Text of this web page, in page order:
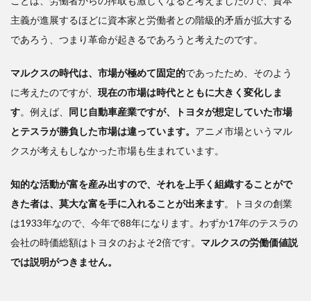
主義が進展するほどに資本家と労働者との階級的矛盾が拡大する
であろう、つまり革命が起きるであろうと考えたのです。
マルクスの時代は、市場が極めて固定的であったため、そのよう
に考えたのですが、 現在の市場は時代とともに大きく変化しま
す。例えば、 同じ自動車産業ですが、トヨタが想定していた市場
とテスラが勝負した市場は違っています。 アニメ市場というマル
クスが考えもしなかった市場も生まれています。
知的な活動が富を産み出すので、それを上手く組織することがで
きた者は、莫大な富を手に入れることが出来ます。トヨタの創業
は1933年なので、今年で88年になります。わずか17年のテスラの
会社の時価総額はトヨタのおよそ2倍です。 マルクスの労働価値説
では説明がつきません。